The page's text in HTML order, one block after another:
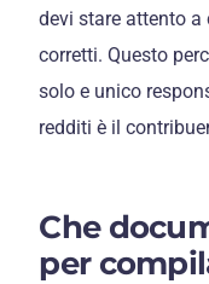
devi stare attento
corretti. Questo
solo e unico
redditi è il
Che
per